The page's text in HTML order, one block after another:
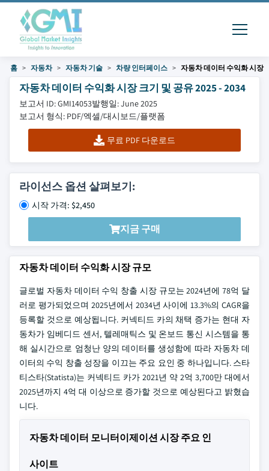
홈 자동차 자동차 기술 차량 인터페이스 자동차 데이터 수익화 시장
자동차 데이터 수익화 시장 크기 및 공유 2025 - 2034
보고서 ID: GMI14053발행일: June 2025
보고서 형식: PDF/엑셀/대시보드/플랫폼
무료 PDF 다운로드
라이선스 옵션 살펴보기:
시작 가격: $2,450
지금 구매
자동차 데이터 수익화 시장 규모
글로벌 자동차 데이터 수익 창출 시장 규모는 2024년에 78억 달
러로 평가되었으며 2025년에서 2034년 사이에 13.3%의 CAGR을
등록할 것으로 예상됩니다. 커넥티드 카의 채택 증가는 현대 자
동차가 임베디드 센서, 텔레매틱스 및 온보드 통신 시스템을 통
해 실시간으로 엄청난 양의 데이터를 생성함에 따라 자동차 데
이터의 수익 창출 성장을 이끄는 주요 요인 중 하나입니다. 스타
티스타(Statista)는 커넥티드 카가 2021년 약 2억 3,700만 대에서
2025년까지 4억 대 이상으로 증가할 것으로 예상된다고 밝혔습
니다.
자동차 데이터 모니터이제이션 시장 주요 인
사이트